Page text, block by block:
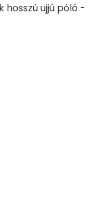
ujjú póló -